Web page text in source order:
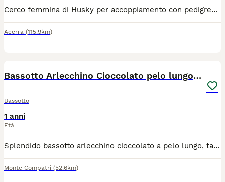
Cerco femmina di Husky per accoppiamento con pedigree. Il mio husky si chiama Monet, registrato Italian Surprise dall'allevamento Contea Del Nord a Scafati da cui l'ho preso. Figlio di due campioni italiani di bellezza, tutto verificabile sul pedigree. Aperto ad eventuali trattative!
Acerra (115.9km)
Bassotto Arlecchino Cioccolato pelo lungo tag.nana
Bassotto
1 anni
Età
Splendido bassotto arlecchino cioccolato a pelo lungo, taglia nana, con pedigree ENCI di altissima genealogia (linea di sangue Daks Veg). Test genetici Laboklin: clear - omozigote sano per le principali patologie di razza. Carattere equilibrato. Ottima tipicità di razza, struttura corretta e mantello di grande qualità, come visibile nelle foto allegate. Disponibile per monte in tutta Italia. Assistenza professionale sino alla consegna dei cuccioli.
Monte Compatri (52.6km)